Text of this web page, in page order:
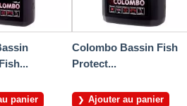
panier
Colombo Bassin Fish
Protect...
Ajouter au panier